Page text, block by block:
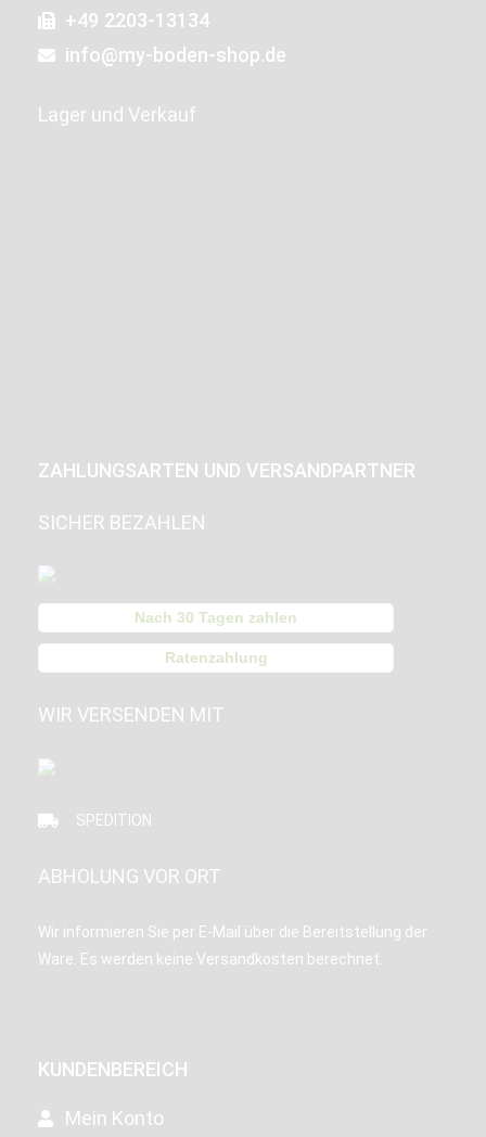
+49 2203-13134
info@my-boden-shop.de
Lager und Verkauf
ZAHLUNGSARTEN UND VERSANDPARTNER
SICHER BEZAHLEN
Nach 30 Tagen zahlen
Ratenzahlung
WIR VERSENDEN MIT
SPEDITION
ABHOLUNG VOR ORT
Wir informieren Sie per E-Mail über die Bereitstellung der
Ware. Es werden keine Versandkosten berechnet.
KUNDENBEREICH
Mein Konto